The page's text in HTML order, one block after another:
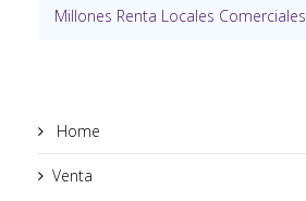
Millones Renta Locales Comerciales
Home
Venta